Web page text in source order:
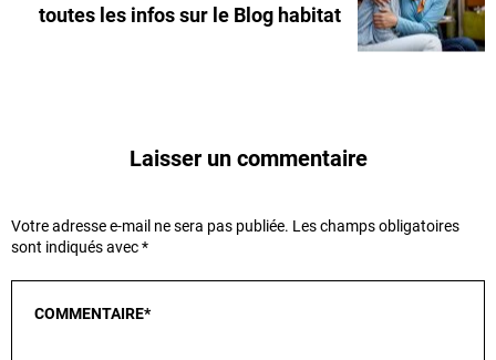
toutes les infos sur le Blog habitat
Laisser un commentaire
Votre adresse e-mail ne sera pas publiée. Les champs obligatoires
sont indiqués avec*